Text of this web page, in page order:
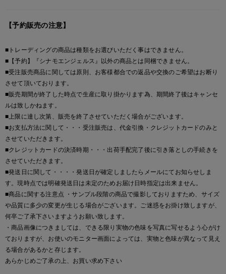
【予約販売の注意】
■トレーディングの商品は種類をお選びいただく事はできません。
■【予約】『シナモエンジェルス』以外の商品とは同梱できません。
■受注販売商品に関しては原則、お客様都合での返品や交換のご希望はお断り
させて頂いております。
■販売期間が終了した時点で生産に取り掛かります為、期間終了後はキャンセ
ルは致しかねます。
■上限に達し次第、販売を終了させていただく場合がございます。
■お支払方法に関して・・・受注販売は、代金引換・クレジットカードのみと
させていただきます。
■クレジットカードの決済時期・・・出荷手配完了後に引き落としの手続きを
させていただきます。
■発送日に関して・・・・発送日が確定しましたらメールにてお知らせしま
す。現時点では明確発送日は未定のためお届け日時指定は出来ません。
■商品に関する注意点 ・サンプル段階の商品で撮影しておりますため、サイズ
や品質に多少の変更が生じる場合がございます。ご迷惑をお掛け致しますが、
何卒ご了承下さいますようお願い致します。
・商品画像につきましては、できる限り実物の色味を写真に写せるよう心がけ
ておりますが、お使いのモニター画面によっては、実物と色味が異なって見え
る場合があるかと存じます。
あらかじめご了承の上、お買い求め下さい